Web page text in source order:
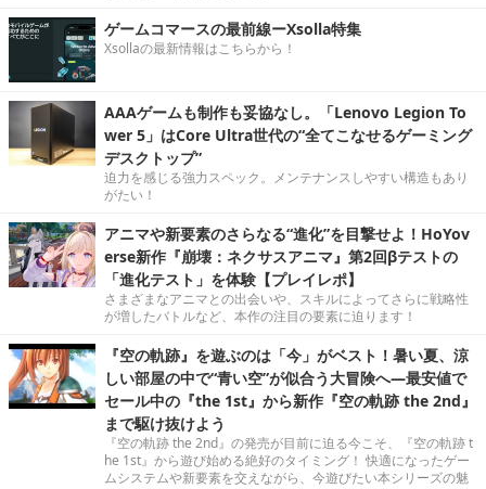
ゲームコマースの最前線ーXsolla特集
Xsollaの最新情報はこちらから！
AAAゲームも制作も妥協なし。「Lenovo Legion To
wer 5」はCore Ultra世代の“全てこなせるゲーミング
デスクトップ”
迫力を感じる強力スペック。メンテナンスしやすい構造もあり
がたい！
アニマや新要素のさらなる“進化”を目撃せよ！HoYov
erse新作『崩壊：ネクサスアニマ』第2回βテストの
「進化テスト」を体験【プレイレポ】
さまざまなアニマとの出会いや、スキルによってさらに戦略性
が増したバトルなど、本作の注目の要素に迫ります！
『空の軌跡』を遊ぶのは「今」がベスト！暑い夏、涼
しい部屋の中で“青い空”が似合う大冒険へ―最安値で
セール中の『the 1st』から新作『空の軌跡 the 2nd』
まで駆け抜けよう
『空の軌跡 the 2nd』の発売が目前に迫る今こそ、『空の軌跡 t
he 1st』から遊び始める絶好のタイミング！ 快適になったゲー
ムシステムや新要素を交えながら、今遊びたい本シリーズの魅